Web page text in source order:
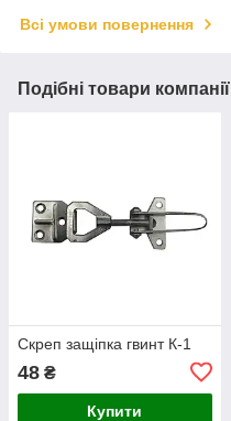
Всі умови повернення
Подібні товари компанії
Скреп защіпка гвинт К-1
48 ₴
Купити